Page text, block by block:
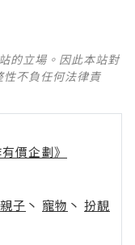
的立場。因此本站對
不負任何法律責
價企劃》
親子 丶 寵物 丶 扮靚